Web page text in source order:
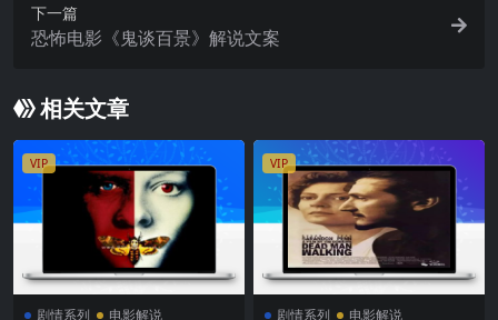
下一篇
恐怖电影《鬼谈百景》解说文案
相关文章
VIP
剧情系列 电影解说
VIP
剧情系列 电影解说